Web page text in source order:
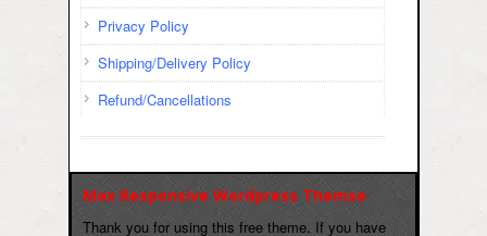
Privacy Policy
Shipping/Delivery Policy
Refund/Cancellations
Max Responsive Wordpress Themse
Thank you for using this free theme. If you have